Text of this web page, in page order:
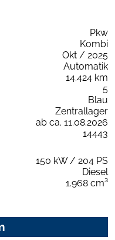
Pkw
Kombi
Okt / 2025
Automatik
14.424 km
5
Blau
Zentrallager
ab ca. 11.08.2026
14443
150 kW / 204 PS
Diesel
1.968 cm³